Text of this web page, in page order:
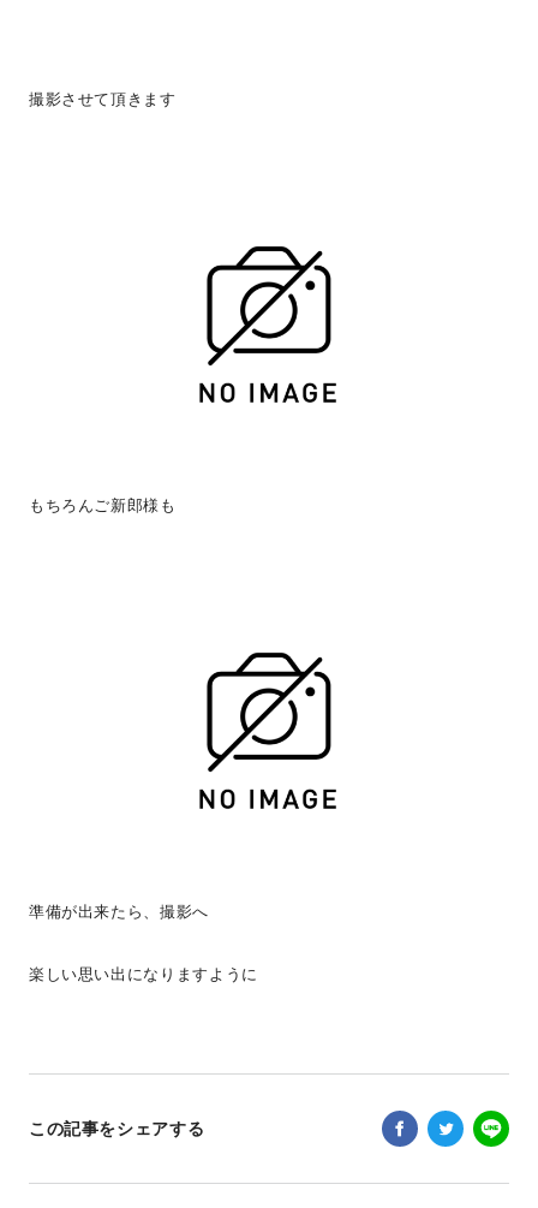
撮影させて頂きます
もちろんご新郎様も
準備が出来たら、撮影へ
楽しい思い出になりますように
この記事をシェアする